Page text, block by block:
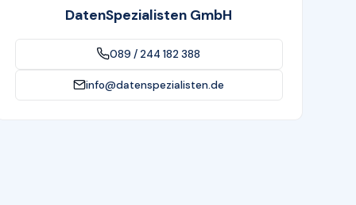
DatenSpezialisten GmbH
089 / 244 182 388
info@datenspezialisten.de